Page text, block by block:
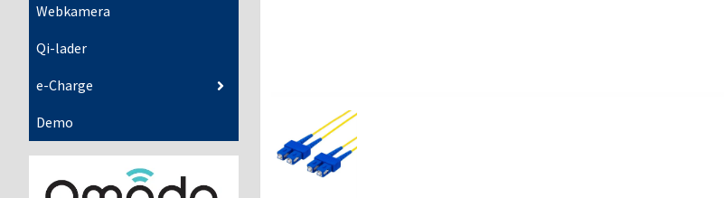
Webkamera
Qi-lader
e-Charge
Demo